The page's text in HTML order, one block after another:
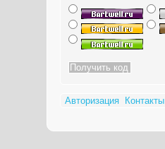
Авторизация Контакты